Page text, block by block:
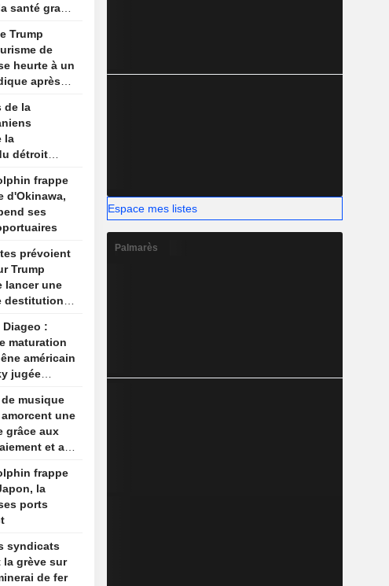
santé gracié
Trump
de
heurte à un
après
de la
la
détroit
avecfrappe
d'Okinawa,
ses
prévoient
Trump
lancer une
destitution
des :
maturation
américain
jugée
musique
une
grâce aux
et au
frappe
la
ports
syndicats
la grève sur
de fer
Espace mes listes
Palmarès